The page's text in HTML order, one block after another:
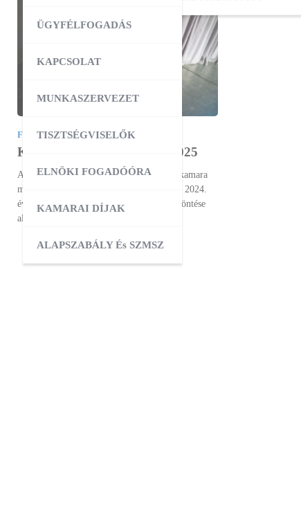
ÜGYFÉLFOGADÁS
KAPCSOLAT
MUNKASZERVEZET
TISZTSÉGVISELŐK
ELNÖKI FOGADÓÓRA
KAMARAI DÍJAK
ALAPSZABÁLY És SZMSZ
FELHÍVÁS,KAMARA,KAMARAI DÍJ
Kamarai kitüntető díjak – 2025
A Tolna Vármegyei Kereskedelmi és Iparkamara
megalapította saját kitüntető díjait, melyet 2024.
évtől kezdődően a kamara elnökségének döntése
alapján ítél oda…